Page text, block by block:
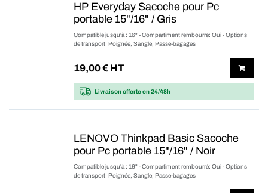
HP Everyday Sacoche pour Pc
portable 15"/16" / Gris
Compatible jusqu'à : 16" - Compartiment rembourré: Oui - Options
de transport: Poignée, Sangle, Passe-bagages
19,00€ HT
Livraison offerteen 24/48h
LENOVO Thinkpad Basic Sacoche
pour Pc portable 15"/16" / Noir
Compatible jusqu'à : 16" - Compartiment rembourré: Oui - Options
de transport: Poignée, Sangle, Passe-bagages